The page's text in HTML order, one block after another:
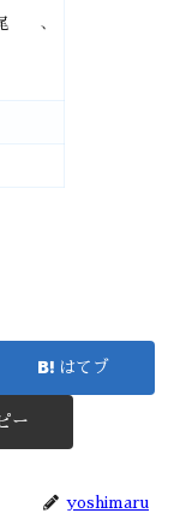
尾 、
はてブ
ー
yoshimaru